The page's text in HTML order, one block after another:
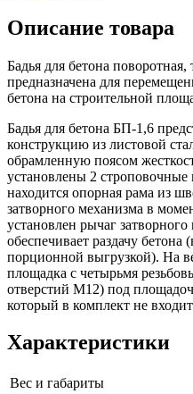
Описание товара
Бадья для бетона
предназначена для
бетона на строительной
Бадья для бетона БП-1,6
конструкцию из листовой
обрамленную поясом
установлены 2
находится опорная рама из
затворного механизма в
установлен рычаг
обеспечивает раздачу бетона
порционной выгрузкой). На
площадка с четырьмя
отверстий М12) под
который в комплект не
Характеристики
Вес и габариты